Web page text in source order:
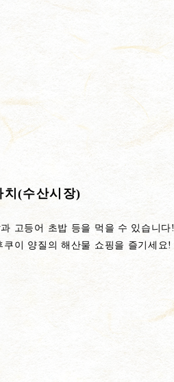
치(수산시장)
고등어 초밥 등을 먹을 수 있습니다!
이 양질의 해산물 쇼핑을 즐기세요!